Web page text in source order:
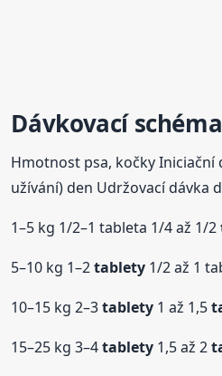
Dávkovací schéma
Hmotnost psa, kočky Iniciační
užívání) den Udržovací dávka
1–5 kg 1/2–1 tableta 1/4 až 1/2
5–10 kg 1–2tablety 1/2 až 1
10–15 kg 2–3tablety 1 až 1,5
15–25 kg 3–4tablety 1,5 až 2